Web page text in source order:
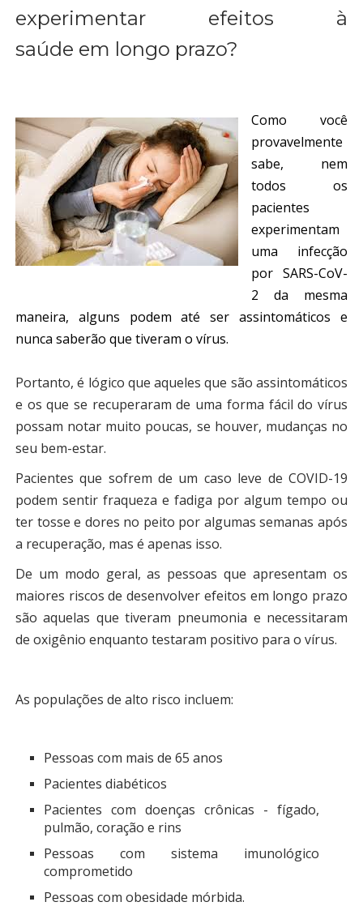
experimentar efeitos à
saúde em longo prazo?
Como você
provavelmente
sabe, nem
todos os
pacientes
experimentam
uma infecção
por SARS-CoV-
2 da mesma
maneira, alguns podem até ser assintomáticos e
nunca saberão que tiveram o vírus.
Portanto, é lógico que aqueles que são assintomáticos
e os que se recuperaram de uma forma fácil do vírus
possam notar muito poucas, se houver, mudanças no
seu bem-estar.
Pacientes que sofrem de um caso leve de COVID-19
podem sentir fraqueza e fadiga por algum tempo ou
ter tosse e dores no peito por algumas semanas após
a recuperação, mas é apenas isso.
De um modo geral, as pessoas que apresentam os
maiores riscos de desenvolver efeitos em longo prazo
são aquelas que tiveram pneumonia e necessitaram
de oxigênio enquanto testaram positivo para o vírus.
As populações de alto risco incluem:
Pessoas com mais de 65 anos
Pacientes diabéticos
Pacientes com doenças crônicas - fígado,
pulmão, coração e rins
Pessoas com sistema imunológico
comprometido
Pessoas com obesidade mórbida.